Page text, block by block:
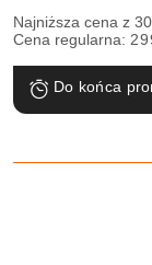
Najniższa cena z
Cena regularna:
Do końca